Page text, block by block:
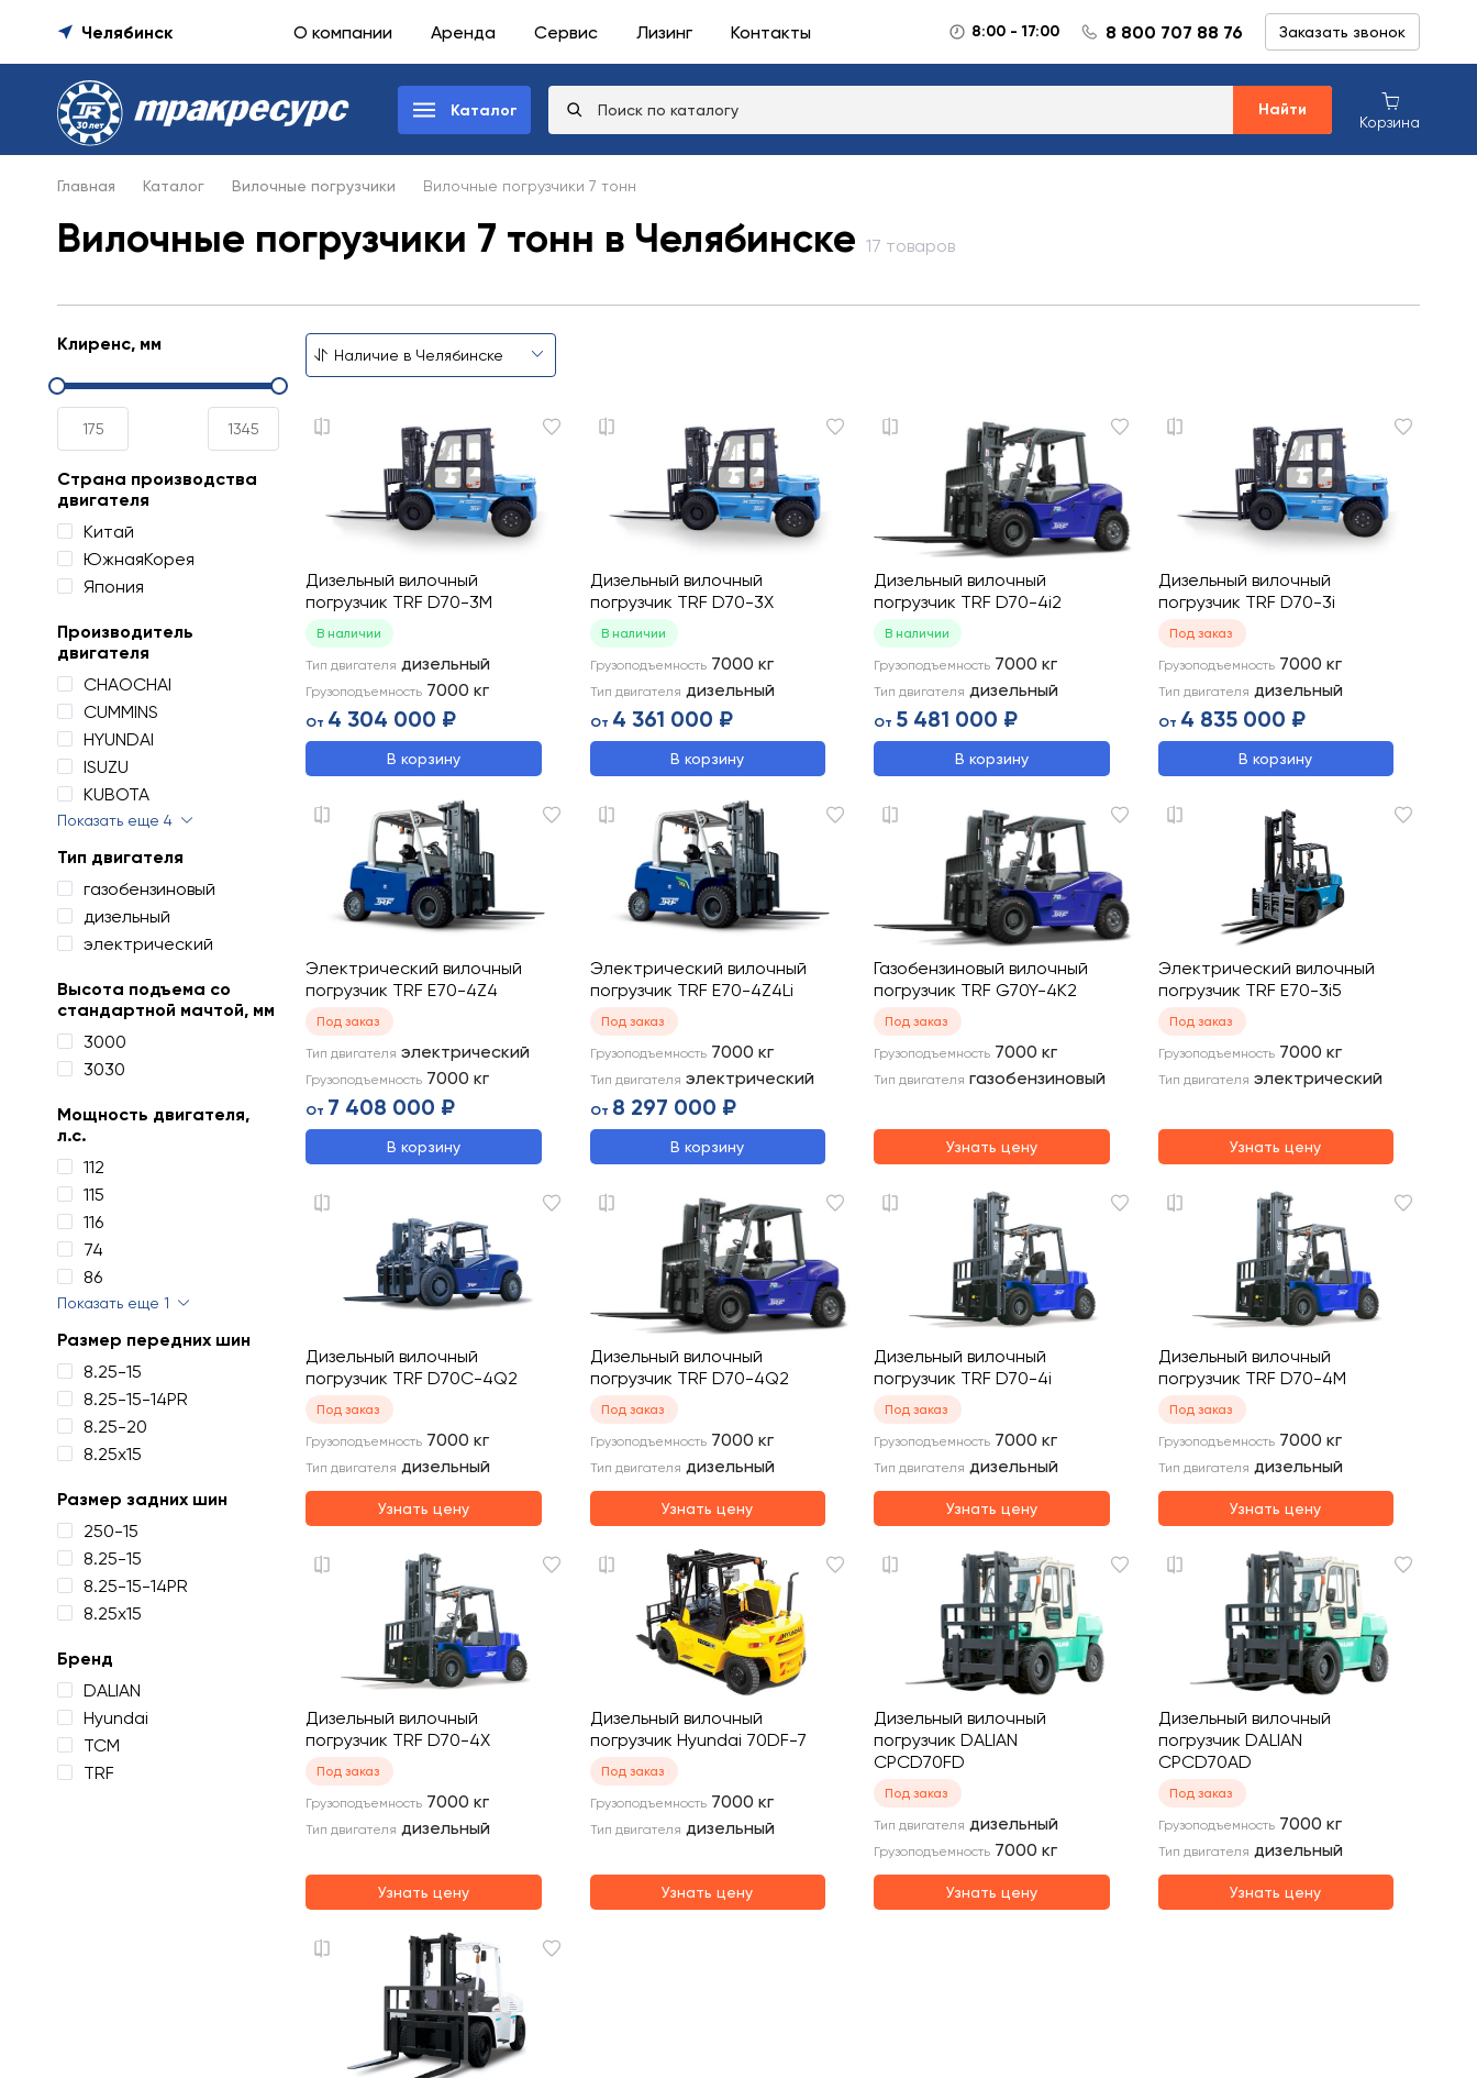
Челябинск О компании Аренда Сервис Лизинг Контакты 8:00 - 17:00 8 800 707 88 76 Заказать звонок
Каталог Найти
Корзина
Главная Каталог Вилочные погрузчики Вилочные погрузчики 7 тонн
Вилочные погрузчики 7 тонн в Челябинске 17 товаров
Клиренс, мм
Страна производства
двигателя
Китай
ЮжнаяКорея
Япония
Производитель
двигателя
CHAOCHAI
CUMMINS
HYUNDAI
ISUZU
KUBOTA
Показать еще 4
Тип двигателя
газобензиновый
дизельный
электрический
Высота подъема со
стандартной мачтой, мм
3000
3030
Мощность двигателя,
л.с.
112
115
116
74
86
Показать еще 1
Размер передних шин
8.25-15
8.25-15-14PR
8.25-20
8.25х15
Размер задних шин
250-15
8.25-15
8.25-15-14PR
8.25х15
Бренд
DALIAN
Hyundai
TCM
TRF
Дизельный вилочный
погрузчик TRF D70-3M
В наличии
Тип двигателя дизельный
Грузоподъемность 7000 кг
От 4 304 000 ₽
В корзину
Дизельный вилочный
погрузчик TRF D70-3X
В наличии
Грузоподъемность 7000 кг
Тип двигателя дизельный
От 4 361 000 ₽
В корзину
Дизельный вилочный
погрузчик TRF D70-4i2
В наличии
Грузоподъемность 7000 кг
Тип двигателя дизельный
От 5 481 000 ₽
В корзину
Дизельный вилочный
погрузчик TRF D70-3i
Под заказ
Грузоподъемность 7000 кг
Тип двигателя дизельный
От 4 835 000 ₽
В корзину
Электрический вилочный
погрузчик TRF E70-4Z4
Под заказ
Тип двигателя электрический
Грузоподъемность 7000 кг
От 7 408 000 ₽
В корзину
Электрический вилочный
погрузчик TRF E70-4Z4Li
Под заказ
Грузоподъемность 7000 кг
Тип двигателя электрический
От 8 297 000 ₽
В корзину
Газобензиновый вилочный
погрузчик TRF G70Y-4K2
Под заказ
Грузоподъемность 7000 кг
Тип двигателя газобензиновый
Узнать цену
Электрический вилочный
погрузчик TRF E70-3i5
Под заказ
Грузоподъемность 7000 кг
Тип двигателя электрический
Узнать цену
Дизельный вилочный
погрузчик TRF D70C-4Q2
Под заказ
Грузоподъемность 7000 кг
Тип двигателя дизельный
Узнать цену
Дизельный вилочный
погрузчик TRF D70-4Q2
Под заказ
Грузоподъемность 7000 кг
Тип двигателя дизельный
Узнать цену
Дизельный вилочный
погрузчик TRF D70-4i
Под заказ
Грузоподъемность 7000 кг
Тип двигателя дизельный
Узнать цену
Дизельный вилочный
погрузчик TRF D70-4M
Под заказ
Грузоподъемность 7000 кг
Тип двигателя дизельный
Узнать цену
Дизельный вилочный
погрузчик TRF D70-4X
Под заказ
Грузоподъемность 7000 кг
Тип двигателя дизельный
Узнать цену
Дизельный вилочный
погрузчик Hyundai 70DF-7
Под заказ
Грузоподъемность 7000 кг
Тип двигателя дизельный
Узнать цену
Дизельный вилочный
погрузчик DALIAN
CPCD70FD
Под заказ
Тип двигателя дизельный
Грузоподъемность 7000 кг
Узнать цену
Дизельный вилочный
погрузчик DALIAN
CPCD70AD
Под заказ
Грузоподъемность 7000 кг
Тип двигателя дизельный
Узнать цену